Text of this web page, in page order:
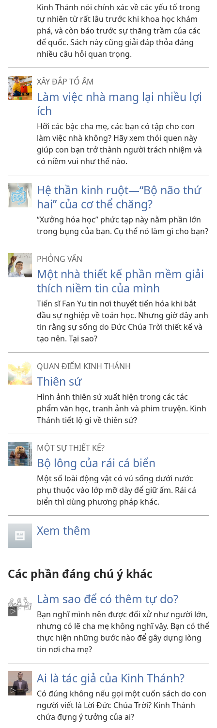
Kinh Thánh nói chính xác về các yếu tố trong
tự nhiên từ rất lâu trước khi khoa học khám
phá, và còn báo trước sự thăng trầm của các
đế quốc. Sách này cũng giải đáp thỏa đáng
nhiều câu hỏi quan trọng.
XÂY ĐẮP TỔ ẤM
Làm việc nhà mang lại nhiều lợi
ích
Hỡi các bậc cha mẹ, các bạn có tập cho con
làm việc nhà không? Hãy xem thói quen này
giúp con bạn trở thành người trách nhiệm và
có niềm vui như thế nào.
Hệ thần kinh ruột—“Bộ não thứ
hai” của cơ thể chăng?
“Xưởng hóa học” phức tạp này nằm phần lớn
trong bụng của bạn. Cụ thể nó làm gì cho bạn?
PHỎNG VẤN
Một nhà thiết kế phần mềm giải
thích niềm tin của mình
Tiến sĩ Fan Yu tin nơi thuyết tiến hóa khi bắt
đầu sự nghiệp về toán học. Nhưng giờ đây anh
tin rằng sự sống do Đức Chúa Trời thiết kế và
tạo nên. Tại sao?
QUAN ĐIỂM KINH THÁNH
Thiên sứ
Hình ảnh thiên sứ xuất hiện trong các tác
phẩm văn học, tranh ảnh và phim truyện. Kinh
Thánh tiết lộ gì về thiên sứ?
MỘT SỰ THIẾT KẾ?
Bộ lông của rái cá biển
Một số loài động vật có vú sống dưới nước
phụ thuộc vào lớp mỡ dày để giữ ấm. Rái cá
biển thì dùng phương pháp khác.
Xem thêm
Các phần đáng chú ý khác
Làm sao để có thêm tự do?
Bạn nghĩ mình nên được đối xử như người lớn,
nhưng có lẽ cha mẹ không nghĩ vậy. Bạn có thể
thực hiện những bước nào để gây dựng lòng
tin nơi cha mẹ?
Ai là tác giả của Kinh Thánh?
Có đúng không nếu gọi một cuốn sách do con
người viết là Lời Đức Chúa Trời? Kinh Thánh
chứa đựng ý tưởng của ai?